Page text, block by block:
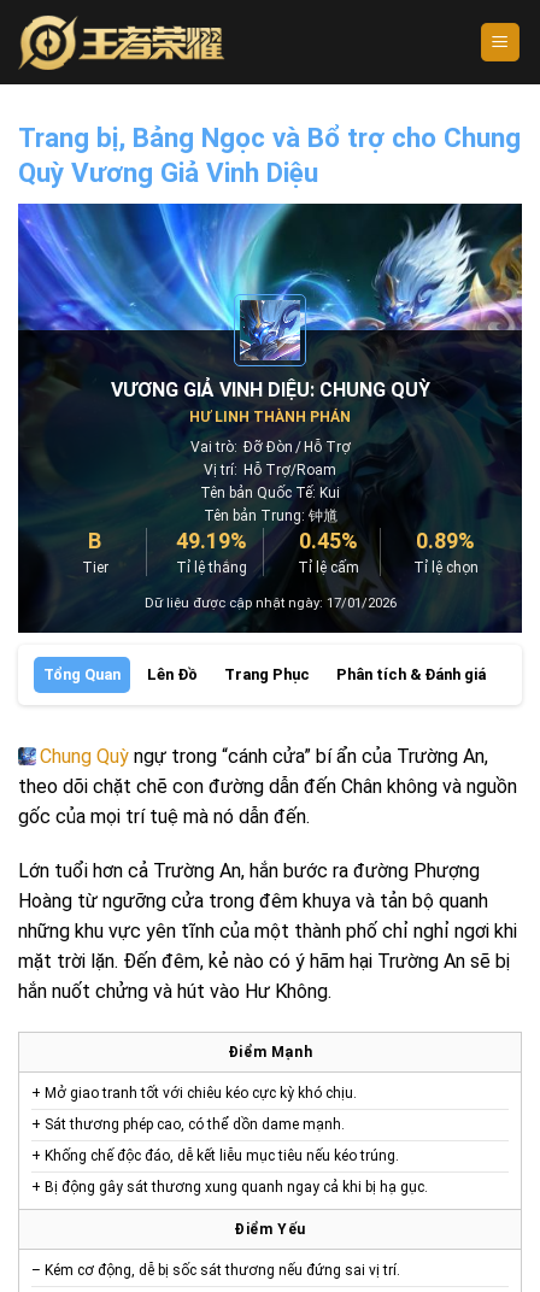
Skip
content
Trang bị, Bảng Ngọc và Bổ trợ cho Chung
Quỳ Vương Giả Vinh Diệu
VƯƠNG GIẢ VINH DIỆU: CHUNG QUỲ
HƯ LINH THÀNH PHÁN
Vai trò: Đỡ Đòn
Hỗ Trợ
Vị trí: Hỗ Trợ/Roam
Tên bản Quốc Tế: Kui
Tên bản Trung: 钟馗
B
Tier
49.19%
Tỉ lệ thắng
0.45%
Tỉ lệ cấm
0.89%
Tỉ lệ chọn
Dữ liệu được cập nhật ngày: 17/01/2026
Tổng Quan Lên Đồ Trang Phục Phân tích & Đánh giá
Chung Quỳ ngự trong “cánh cửa” bí ẩn của Trường An,
theo dõi chặt chẽ con đường dẫn đến Chân không và nguồn
gốc của mọi trí tuệ mà nó dẫn đến.
Lớn tuổi hơn cả Trường An, hắn bước ra đường Phượng
Hoàng từ ngưỡng cửa trong đêm khuya và tản bộ quanh
những khu vực yên tĩnh của một thành phố chỉ nghỉ ngơi khi
mặt trời lặn. Đến đêm, kẻ nào có ý hãm hại Trường An sẽ bị
hắn nuốt chửng và hút vào Hư Không.
Điểm Mạnh
+ Mở giao tranh tốt với chiêu kéo cực kỳ khó chịu.
+ Sát thương phép cao, có thể dồn dame mạnh.
+ Khống chế độc đáo, dễ kết liễu mục tiêu nếu kéo trúng.
+ Bị động gây sát thương xung quanh ngay cả khi bị hạ gục.
Điểm Yếu
– Kém cơ động, dễ bị sốc sát thương nếu đứng sai vị trí.